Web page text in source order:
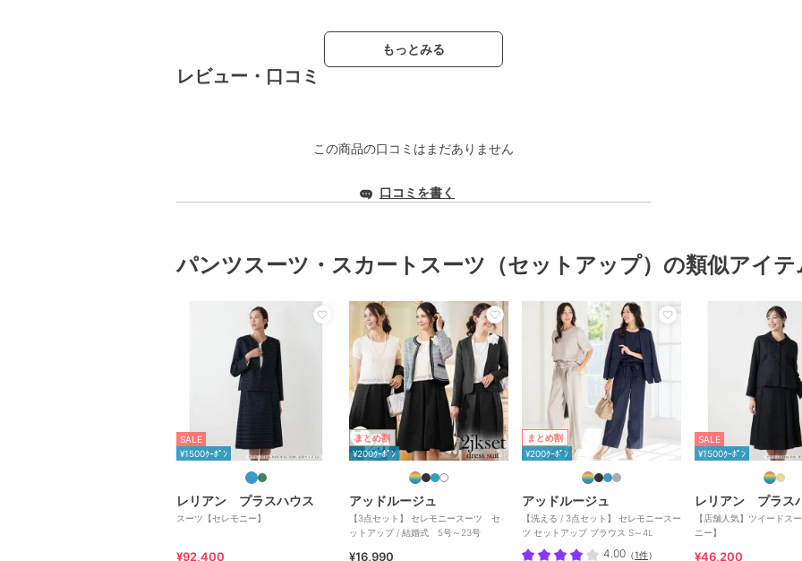
もっとみる
レビュー・口コミ
この商品の口コミはまだありません
口コミを書く
パンツスーツ・スカートスーツ（セットアップ）の類似アイテ
SALE
¥1500ｸｰﾎﾟﾝ
レリアン プラスハウス
スーツ【セレモニー】
¥92,400
まとめ割
¥200ｸｰﾎﾟﾝ
アッドルージュ
【3点セット】 セレモニースーツ セ
ットアップ / 結婚式 5号～23号
¥16,990
まとめ割
¥200ｸｰﾎﾟﾝ
アッドルージュ
【洗える / 3点セット】 セレモニースー
ツ セットアップ ブラウス S～4L
4.00 （1件）
SALE
¥1500ｸｰﾎﾟﾝ
レリアン プラス
【店舗人気】ツイードス
ニー】
¥46,200